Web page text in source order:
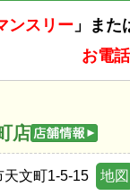
ンスリー 」また
お電
店
天文町1-5-15 地図